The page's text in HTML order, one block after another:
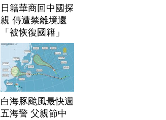
日籍華商回中國探
親 傳遭禁離境還
「被恢復國籍」
白海豚颱風最快週
五海警 父親節中